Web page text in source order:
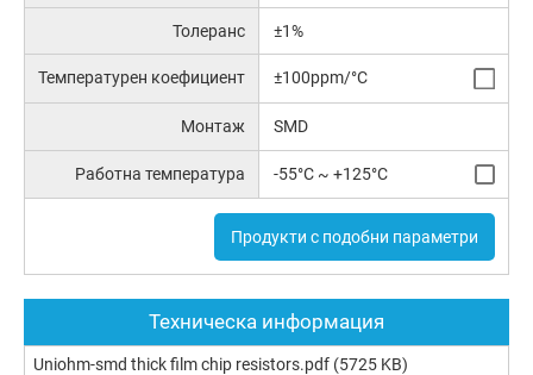
Толеранс ±1%
Температурен коефициент ±100ppm/°C
Монтаж SMD
Работна температура -55°C ~ +125°C
Продукти с подобни параметри
Техническа информация
Uniohm-smd thick film chip resistors.pdf (5725 KB)